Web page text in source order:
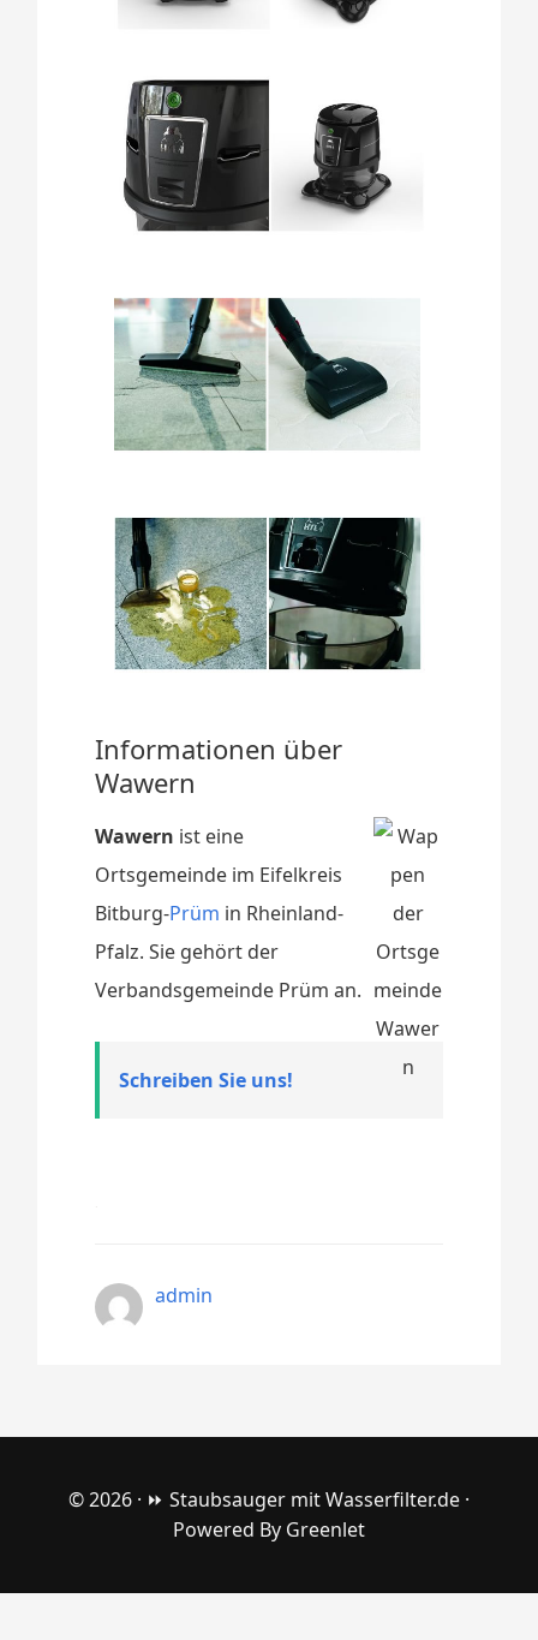
Informationen über
Wawern
Wawern ist eine
Ortsgemeinde im Eifelkreis
Bitburg-Prüm in Rheinland-
Pfalz. Sie gehört der
Verbandsgemeinde Prüm an.
Schreiben Sie uns!
admin
© 2026 · ⏩ Staubsauger mit Wasserfilter.de ·
Powered By Greenlet